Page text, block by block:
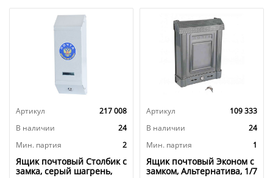
Артикул
217 008
В наличии
24
Мин. партия
2
Ящик почтовый Столбик с
замка, серый шагрень,
Артикул
109 333
В наличии
24
Мин. партия
1
Ящик почтовый Эконом с
замком, Альтернатива, 1/7